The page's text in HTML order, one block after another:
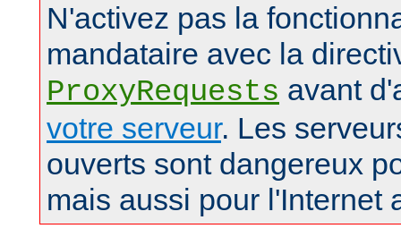
N'activez pas la
mandataire avec la
ProxyRequests avant
votre serveur. Les
ouverts sont dangereux
mais aussi pour l'Internet